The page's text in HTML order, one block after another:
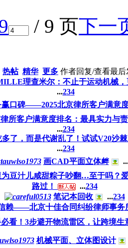
/ 9 页下一
热帖 精华 更多 作者回复/查看最后
理查米尔：不止于运动机械，
...234
赢口碑——2025北京律所客户满意
所客户满意度排名：最具实力与
...234
多了，而是代谢乱了！试试V20沙
...234
画CAD平面立体衅
豆汁儿咸甜粽子吵翻…至于吗？
路过！
...234
笔记本回收
...234
赖——北京十佳合同纠纷律师事务
看！3步避开物流雷区，让跨境生
机械平面、立体图设计